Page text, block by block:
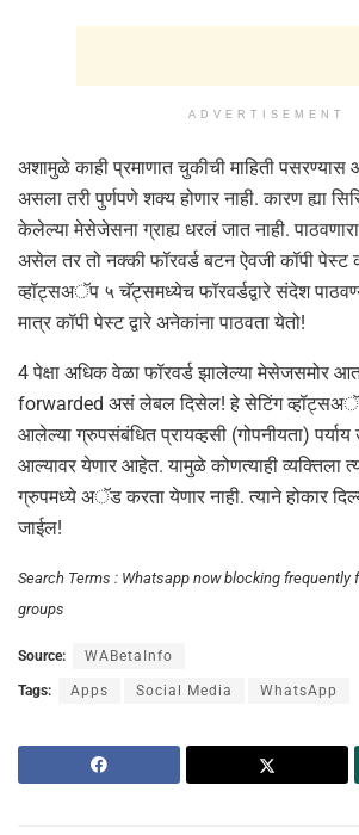
ADVERTISEMENT
अशामुळे काही प्रमाणात चुकीची माहिती पसरण्यास
असला तरी पुर्णपणे शक्य होणार नाही. कारण ह्या
केलेल्या मेसेजेसना ग्राह्य धरलं जात नाही.
असेल तर तो नक्की फॉरवर्ड बटन ऐवजी कॉपी
व्हॉट्सअॅप ५ चॅट्समध्येच फॉरवर्डद्वारे संदेश
मात्र कॉपी पेस्ट द्वारे अनेकांना पाठवता येतो!
4 पेक्षा अधिक वेळा फॉरवर्ड झालेल्या मेसेजसमोर
forwarded असं लेबल दिसेल! हे सेटिंग व्हॉट्सअॅपने
आलेल्या ग्रुपसंबंधित प्रायव्हसी (गोपनीयता)
आल्यावर येणार आहेत. यामुळे कोणत्याही व्यक्तिला
ग्रुपमध्ये अॅड करता येणार नाही. त्याने होकार
जाईल!
Search Terms : Whatsapp now blocking frequently
groups
Source: WABetaInfo
Tags: Apps Social Media WhatsApp